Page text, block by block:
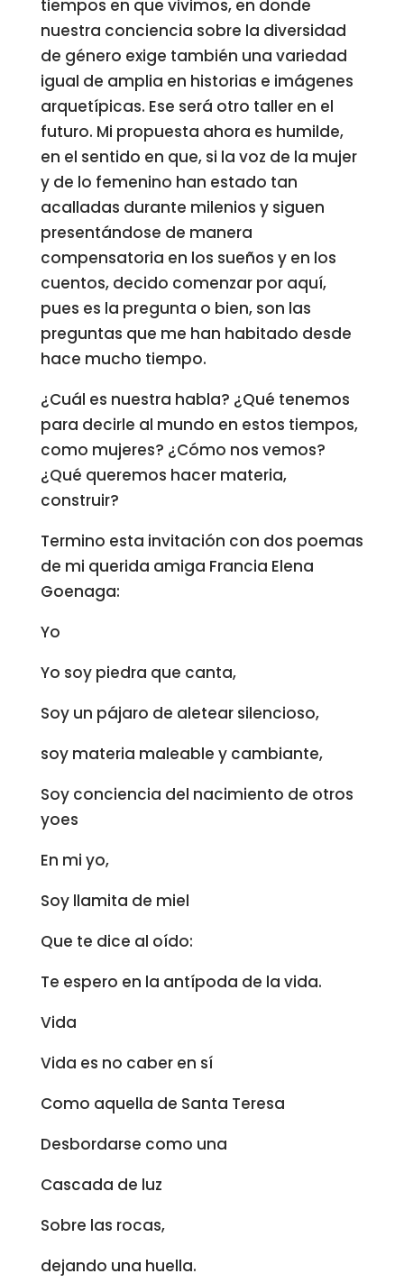
tiempos en que vivimos, en donde
nuestra conciencia sobre la diversidad
de género exige también una variedad
igual de amplia en historias e imágenes
arquetípicas. Ese será otro taller en el
futuro. Mi propuesta ahora es humilde,
en el sentido en que, si la voz de la mujer
y de lo femenino han estado tan
acalladas durante milenios y siguen
presentándose de manera
compensatoria en los sueños y en los
cuentos, decido comenzar por aquí,
pues es la pregunta o bien, son las
preguntas que me han habitado desde
hace mucho tiempo.
¿Cuál es nuestra habla? ¿Qué tenemos
para decirle al mundo en estos tiempos,
como mujeres? ¿Cómo nos vemos?
¿Qué queremos hacer materia,
construir?
Termino esta invitación con dos poemas
de mi querida amiga Francia Elena
Goenaga:
Yo
Yo soy piedra que canta,
Soy un pájaro de aletear silencioso,
soy materia maleable y cambiante,
Soy conciencia del nacimiento de otros
yoes
En mi yo,
Soy llamita de miel
Que te dice al oído:
Te espero en la antípoda de la vida.
Vida
Vida es no caber en sí
Como aquella de Santa Teresa
Desbordarse como una
Cascada de luz
Sobre las rocas,
dejando una huella.